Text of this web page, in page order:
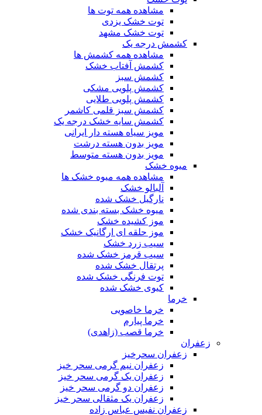
مشاهده همه توت ها
توت خشک یزدی
توت خشک مشهد
کشمش درجه یک
مشاهده همه کشمش ها
کشمش آفتاب خشک
کشمش سبز
کشمش پلویی مشکی
کشمش پلویی طلایی
کشمش سبز قلمی کاشمر
کشمش سایه خشک درجه یک
مویز سیاه هسته دار ایرانی
مویز بدون هسته درشت
مویز بدون هسته متوسط
میوه خشک
مشاهده همه میوه خشک ها
آلبالو خشک
نارگیل خشک شده
میوه خشک بسته بندی شده
موز کشیده خشک
موز حلقه ای ارگانیک خشک
سیب زرد خشک
سیب قرمز خشک شده
پرتقال خشک شده
توت فرنگی خشک شده
کیوی خشک شده
خرما
خرما خاصویی
خرما پیارم
خرما قصب (زاهدی)
زعفران
زعفران سحرخیز
زعفران نیم گرمی سحر خیز
زعفران یک گرمی سحر خیز
زعفران دو گرمی سحر خیز
زعفران یک مثقالی سحر خیز
زعفران نفیس عباس زاده